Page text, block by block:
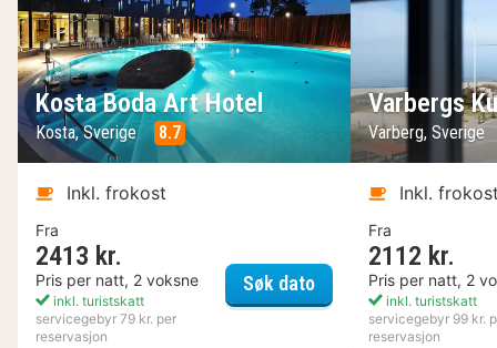
Kosta Boda Art Hotel
Kosta, Sverige 8.7
Inkl. frokost
Fra
2413 kr.
Pris per natt, 2 voksne
inkl. turistskatt
servicegebyr 79 kr. per
reservasjon
Søk datoKosta Boda Art Hotel
Varbergs
Varberg, Sverige
Inkl.
Fra
2112 kr.
Pris per natt, 2
inkl. turistskatt
servicegebyr 99 kr.
reservasjon